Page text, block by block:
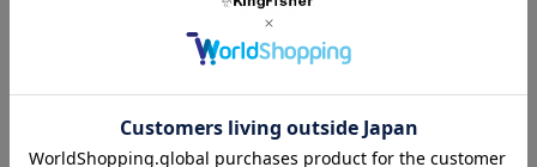
■サイズ ： 50mm ■ウエイト ： 3.8g ■タイプ ： シンキング
■フック ： #12 ■リング ： #1
カラーバリエーション